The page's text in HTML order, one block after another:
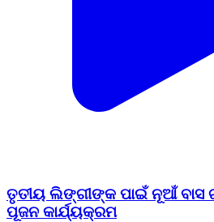
ତୃତୀୟ ଲିଙ୍ଗୀଙ୍କ ପାଇଁ ନୂଆଁ ବାସ
ପୂଜନ କାର୍ଯ୍ୟକ୍ରମ